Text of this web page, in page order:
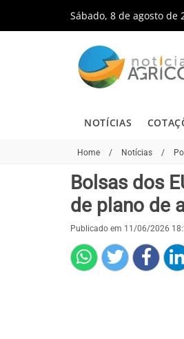
Sábado, 8 de agosto de
NOTÍCIAS
Home / Notícias /
Bolsas dos
de plano de
Publicado em 11/06/2026